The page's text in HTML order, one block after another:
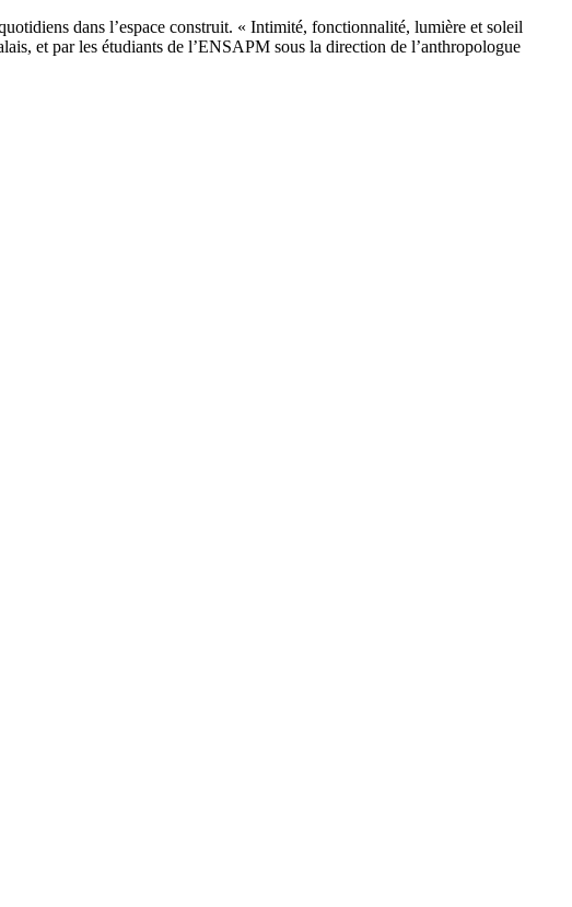
dans l’espace construit. « Intimité, fonctionnalité, lumière et soleil
et par les étudiants de l’ENSAPM sous la direction de l’anthropologue